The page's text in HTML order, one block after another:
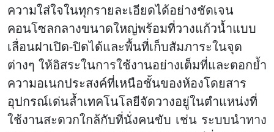
ความใส่ใจในทุกรายละเอียดได้อย่างชัดเจน
คอนโซลกลางขนาดใหญ่พร้อมที่วางแก้วน้ำแบบ
เลื่อนฝาเปิด-ปิดได้และพื้นที่เก็บสัมภาระในจุด
ต่างๆ ให้อิสระในการใช้งานอย่างเต็มที่และตอกย้ำ
ความอเนกประสงค์ที่เหนือชั้นของห้องโดยสาร
อุปกรณ์เด่นล้ำเทคโนโลยีจัดวางอยู่ในตำแหน่งที่
ใช้งานสะดวกใกล้กับที่นั่งคนขับ เช่น ระบบนำทาง